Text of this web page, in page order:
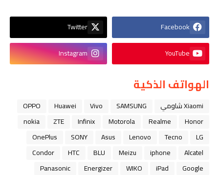
Facebook
Twitter
YouTube
Instagram
الهواتف الذكية
Xiaomi شاومي SAMSUNG
Vivo
Huawei
OPPO
Honor
Realme
Motorola
Infinix
ZTE
nokia
LG
Tecno
Lenovo
Asus
SONY
OnePlus
Alcatel
iphone
Meizu
BLU
HTC
Condor
Google
iPad
WIKO
Energizer
Panasonic